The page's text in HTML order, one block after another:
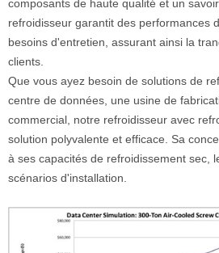
composants de haute qualité et un
refroidisseur garantit des performances
besoins d'entretien, assurant ainsi la
clients.
Que vous ayez besoin de solutions de
centre de données, une usine de
commercial, notre refroidisseur avec
solution polyvalente et efficace. Sa
à ses capacités de refroidissement sec,
scénarios d'installation.